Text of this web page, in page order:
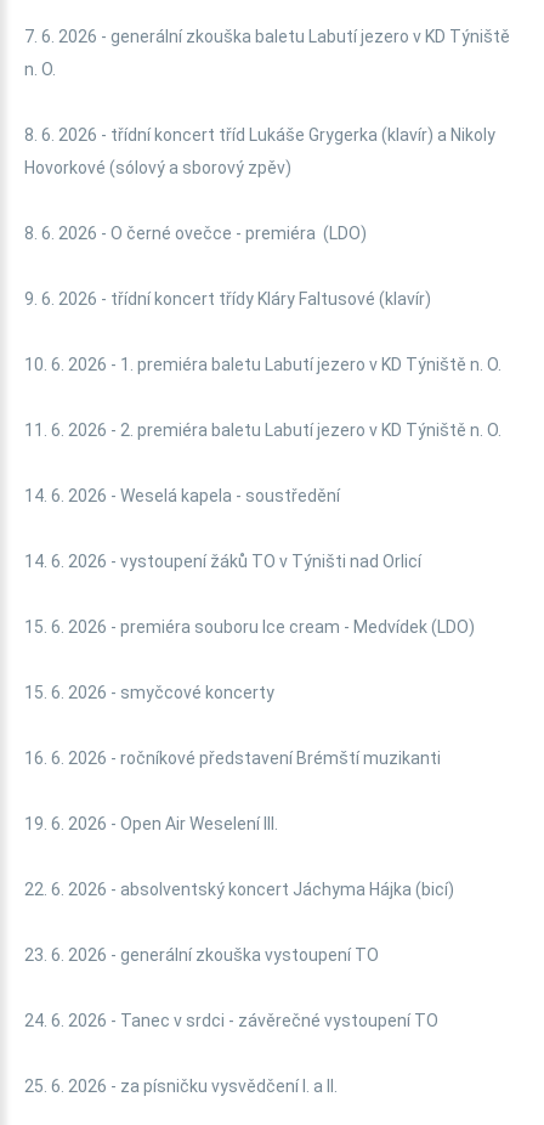
7. 6. 2026 - generální zkouška baletu Labutí jezero v KD Týniště
n. O.
8. 6. 2026 - třídní koncert tříd Lukáše Grygerka (klavír) a Nikoly
Hovorkové (sólový a sborový zpěv)
8. 6. 2026 - O černé ovečce - premiéra (LDO)
9. 6. 2026 - třídní koncert třídy Kláry Faltusové (klavír)
10. 6. 2026 - 1. premiéra baletu Labutí jezero v KD Týniště n. O.
11. 6. 2026 - 2. premiéra baletu Labutí jezero v KD Týniště n. O.
14. 6. 2026 - Weselá kapela - soustředění
14. 6. 2026 - vystoupení žáků TO v Týništi nad Orlicí
15. 6. 2026 - premiéra souboru Ice cream - Medvídek (LDO)
15. 6. 2026 - smyčcové koncerty
16. 6. 2026 - ročníkové představení Brémští muzikanti
19. 6. 2026 - Open Air Weselení III.
22. 6. 2026 - absolventský koncert Jáchyma Hájka (bicí)
23. 6. 2026 - generální zkouška vystoupení TO
24. 6. 2026 - Tanec v srdci - závěrečné vystoupení TO
25. 6. 2026 - za písničku vysvědčení I. a II.